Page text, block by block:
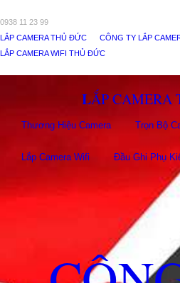
0938 11 23 99
LẮP CAMERA THỦ ĐỨC
CÔNG TY LẮP
LẮP CAMERA WIFI THỦ ĐỨC
LẮP
Thương Hiệu Camera Trọn Bộ
Lắp Camera Wifi Đầu Ghi Phụ